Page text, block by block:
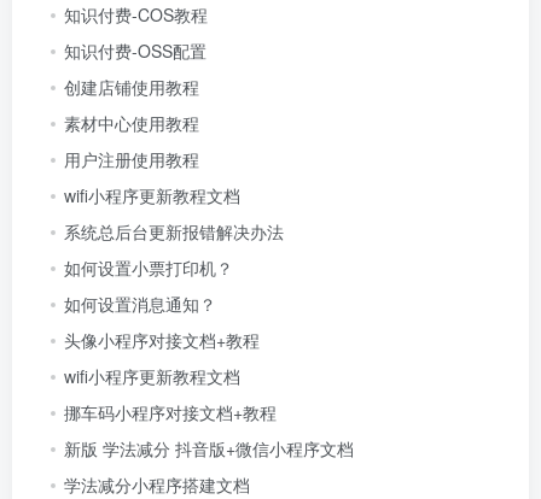
知识付费-COS教程
知识付费-OSS配置
创建店铺使用教程
素材中心使用教程
用户注册使用教程
wifi小程序更新教程文档
系统总后台更新报错解决办法
如何设置小票打印机？
如何设置消息通知？
头像小程序对接文档+教程
wifi小程序更新教程文档
挪车码小程序对接文档+教程
新版 学法减分 抖音版+微信小程序文档
学法减分小程序搭建文档